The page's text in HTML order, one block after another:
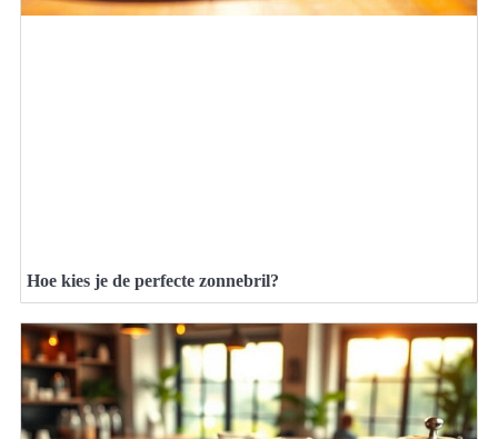
Hoe kies je de perfecte zonnebril?